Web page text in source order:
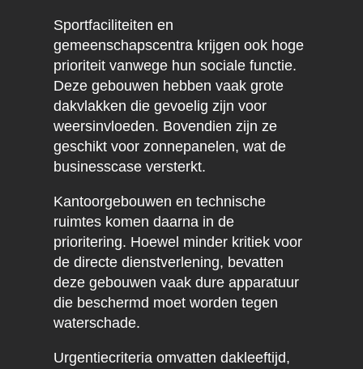
Sportfaciliteiten en
gemeenschapscentra krijgen ook hoge
prioriteit vanwege hun sociale functie.
Deze gebouwen hebben vaak grote
dakvlakken die gevoelig zijn voor
weersinvloeden. Bovendien zijn ze
geschikt voor zonnepanelen, wat de
businesscase versterkt.
Kantoorgebouwen en technische
ruimtes komen daarna in de
prioritering. Hoewel minder kritiek voor
de directe dienstverlening, bevatten
deze gebouwen vaak dure apparatuur
die beschermd moet worden tegen
waterschade.
Urgentiecriteria omvatten dakleeftijd,